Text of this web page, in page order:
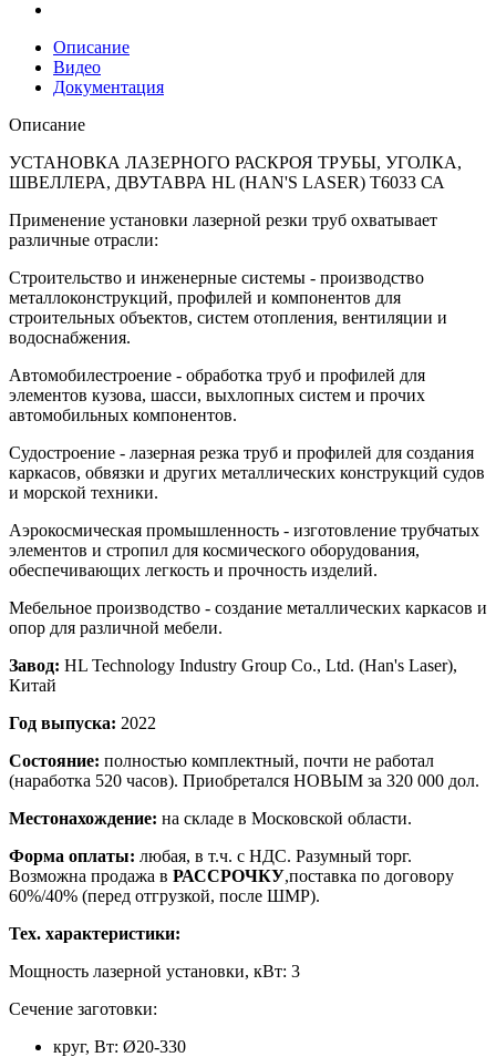
Описание
Видео
Документация
Описание
УСТАНОВКА ЛАЗЕРНОГО РАСКРОЯ ТРУБЫ, УГОЛКА,
ШВЕЛЛЕРА, ДВУТАВРА HL (HAN'S LASER) T6033 СА
Применение установки лазерной резки труб охватывает
различные отрасли:
Строительство и инженерные системы - производство
металлоконструкций, профилей и компонентов для
строительных объектов, систем отопления, вентиляции и
водоснабжения.
Автомобилестроение - обработка труб и профилей для
элементов кузова, шасси, выхлопных систем и прочих
автомобильных компонентов.
Судостроение - лазерная резка труб и профилей для создания
каркасов, обвязки и других металлических конструкций судов
и морской техники.
Аэрокосмическая промышленность - изготовление трубчатых
элементов и стропил для космического оборудования,
обеспечивающих легкость и прочность изделий.
Мебельное производство - создание металлических каркасов и
опор для различной мебели.
Завод: HL Technology Industry Group Co., Ltd. (Han's Laser),
Китай
Год выпуска: 2022
Состояние: полностью комплектный, почти не работал
(наработка 520 часов). Приобретался НОВЫМ за 320 000 дол.
Местонахождение: на складе в Московской области.
Форма оплаты: любая, в т.ч. с НДС. Разумный торг.
Возможна продажа в РАССРОЧКУ,поставка по договору
60%/40% (перед отгрузкой, после ШМР).
Тех. характеристики:
Мощность лазерной установки, кВт: 3
Сечение заготовки:
круг, Вт: Ø20-330